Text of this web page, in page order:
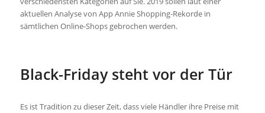
aktuellen Analyse von App Annie Shopping-Rekorde in
sämtlichen Online-Shops gebrochen werden.
Black-Friday steht vor der Tür
Es ist Tradition zu dieser Zeit, dass viele Händler ihre Preise mit